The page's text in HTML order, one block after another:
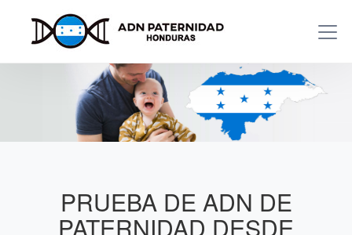
PRUEBA DE ADN DE
PATERNIDAD DESDE